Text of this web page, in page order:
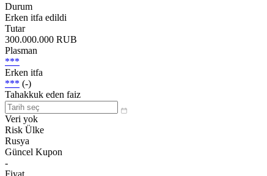
Durum
Erken itfa edildi
Tutar
300.000.000 RUB
Plasman
***
Erken itfa
*** (-)
Tahakkuk eden faiz
Veri yok
Risk Ülke
Rusya
Güncel Kupon
-
Fiyat